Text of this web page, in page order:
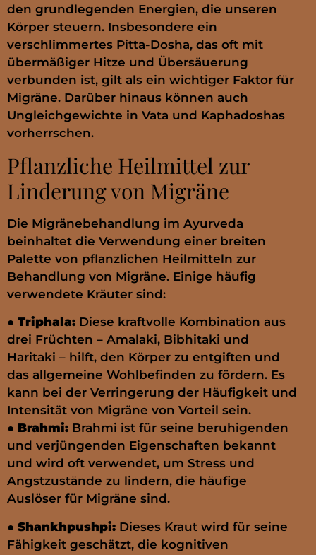
den grundlegenden Energien, die unseren
Körper steuern. Insbesondere ein
verschlimmertes Pitta-Dosha, das oft mit
übermäßiger Hitze und Übersäuerung
verbunden ist, gilt als ein wichtiger Faktor für
Migräne. Darüber hinaus können auch
Ungleichgewichte in Vata und Kaphadoshas
vorherrschen.
Pflanzliche Heilmittel zur
Linderung von Migräne
Die Migränebehandlung im Ayurveda
beinhaltet die Verwendung einer breiten
Palette von pflanzlichen Heilmitteln zur
Behandlung von Migräne. Einige häufig
verwendete Kräuter sind:
● Triphala: Diese kraftvolle Kombination aus
drei Früchten – Amalaki, Bibhitaki und
Haritaki – hilft, den Körper zu entgiften und
das allgemeine Wohlbefinden zu fördern. Es
kann bei der Verringerung der Häufigkeit und
Intensität von Migräne von Vorteil sein.
● Brahmi: Brahmi ist für seine beruhigenden
und verjüngenden Eigenschaften bekannt
und wird oft verwendet, um Stress und
Angstzustände zu lindern, die häufige
Auslöser für Migräne sind.
● Shankhpushpi: Dieses Kraut wird für seine
Fähigkeit geschätzt, die kognitiven